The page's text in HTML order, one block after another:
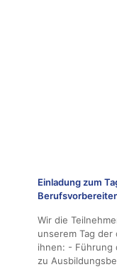
Einladung zum
Wir die
unserem Tag
ihnen: - Führung
zu